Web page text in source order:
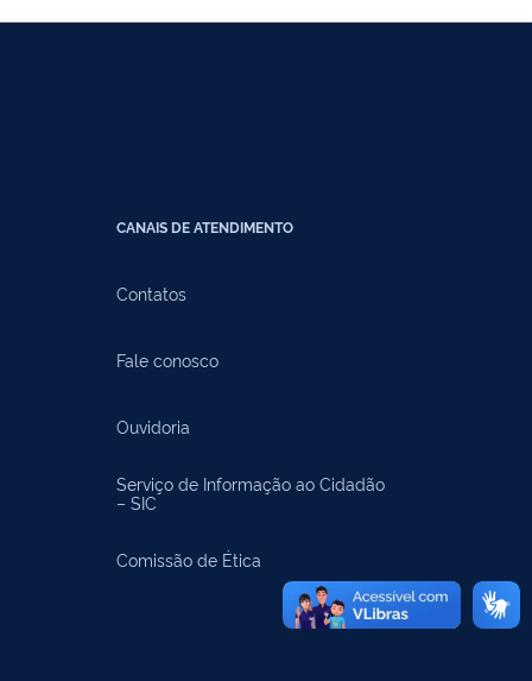
CANAIS DE ATENDIMENTO
Contatos
Fale conosco
Ouvidoria
Serviço de Informação ao Cidadão
– SIC
Comissão de Ética